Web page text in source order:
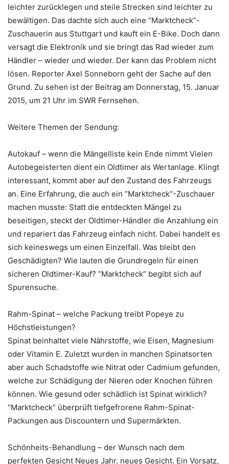
leichter zurücklegen und steile Strecken sind leichter zu
bewältigen. Das dachte sich auch eine “Marktcheck“-
Zuschauerin aus Stuttgart und kauft ein E-Bike. Doch dann
versagt die Elektronik und sie bringt das Rad wieder zum
Händler – wieder und wieder. Der kann das Problem nicht
lösen. Reporter Axel Sonneborn geht der Sache auf den
Grund. Zu sehen ist der Beitrag am Donnerstag, 15. Januar
2015, um 21 Uhr im SWR Fernsehen.
Weitere Themen der Sendung:
Autokauf – wenn die Mängelliste kein Ende nimmt Vielen
Autobegeisterten dient ein Oldtimer als Wertanlage. Klingt
interessant, kommt aber auf den Zustand des Fahrzeugs
an. Eine Erfahrung, die auch ein “Marktcheck“-Zuschauer
machen musste: Statt die entdeckten Mängel zu
beseitigen, steckt der Oldtimer-Händler die Anzahlung ein
und repariert das Fahrzeug einfach nicht. Dabei handelt es
sich keineswegs um einen Einzelfall. Was bleibt den
Geschädigten? Wie lauten die Grundregeln für einen
sicheren Oldtimer-Kauf? “Marktcheck“ begibt sich auf
Spurensuche.
Rahm-Spinat – welche Packung treibt Popeye zu
Höchstleistungen?
Spinat beinhaltet viele Nährstoffe, wie Eisen, Magnesium
oder Vitamin E. Zuletzt wurden in manchen Spinatsorten
aber auch Schadstoffe wie Nitrat oder Cadmium gefunden,
welche zur Schädigung der Nieren oder Knochen führen
können. Wie gesund oder schädlich ist Spinat wirklich?
“Marktcheck“ überprüft tiefgefrorene Rahm-Spinat-
Packungen aus Discountern und Supermärkten.
Schönheits-Behandlung – der Wunsch nach dem
perfekten Gesicht Neues Jahr, neues Gesicht. Ein Vorsatz,